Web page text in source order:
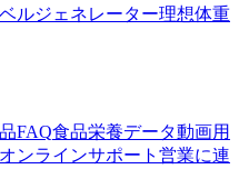
ルジェネレーター理想体重
FAQ食品栄養データ動画用
オンラインサポート 営業に連